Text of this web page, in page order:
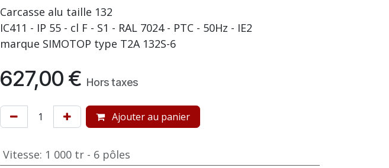
Carcasse alu taille 132
IC411 - IP 55 - cl F - S1 - RAL 7024 - PTC - 50Hz - IE2
marque SIMOTOP type T2A 132S-6
627,00 € Hors taxes
Ajouter au panier
Vitesse: 1 000 tr - 6 pôles